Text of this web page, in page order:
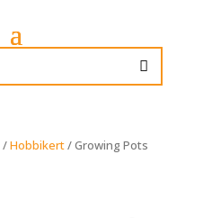
/Hobbikert/ Growing Pots